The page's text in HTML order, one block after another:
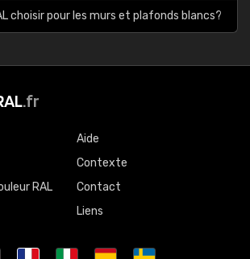
choisir pour les murs et plafonds blancs?
.fr
RAL
Aide
Contexte
Contact
Liens